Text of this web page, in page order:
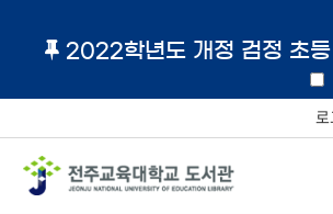
2022학년도 개정 검정 초등 3,4학년군 교과서 및
로